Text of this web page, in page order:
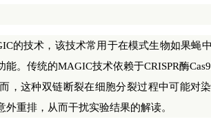
的技术，该技术常用于在模式生物如果蝇
。传统的MAGIC技术依赖于CRISPR酶
，这种双链断裂在细胞分裂过程中可能对
重排，从而干扰实验结果的解读。